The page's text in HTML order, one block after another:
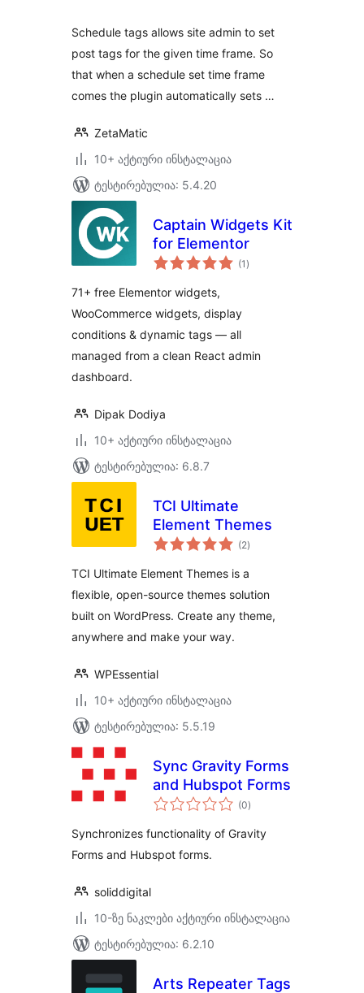
Schedule tags allows site admin to set
post tags for the given time frame. So
that when a schedule set time frame
comes the plugin automatically sets …
ZetaMatic
10+ აქტიური ინსტალაცია
ტესტირებულია: 5.4.20
Captain Widgets Kit
for Elementor
(1 საერთო
რეიტინგი
)
71+ free Elementor widgets,
WooCommerce widgets, display
conditions & dynamic tags — all
managed from a clean React admin
dashboard.
Dipak Dodiya
10+ აქტიური ინსტალაცია
ტესტირებულია: 6.8.7
TCI Ultimate
Element Themes
(2საერთო
რეიტინგი
)
TCI Ultimate Element Themes is a
flexible, open-source themes solution
built on WordPress. Create any theme,
anywhere and make your way.
WPEssential
10+ აქტიური ინსტალაცია
ტესტირებულია: 5.5.19
Sync Gravity Forms
and Hubspot Forms
(0საერთო
რეიტინგი
)
Synchronizes functionality of Gravity
Forms and Hubspot forms.
soliddigital
10-ზე ნაკლები აქტიური ინსტალაცია
ტესტირებულია: 6.2.10
Arts Repeater Tags